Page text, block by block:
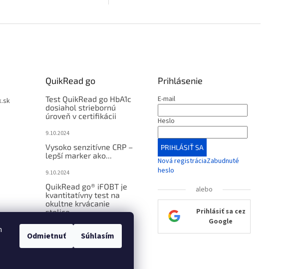
Odmietnuť Súhlasím
QuikRead go
Test QuikRead go HbA1c
dosiahol striebornú
úroveň v certifikácii
9.10.2024
Vysoko senzitívne CRP –
lepší marker ako...
9.10.2024
QuikRead go® iFOBT je
kvantitatívny test na
okultne krvácanie
stolice..
Prihlásenie
E-mail
Heslo
PRIHLÁSIŤ SA
Nová registráciaZabudnuté
heslo
alebo
Prihlásiť sa cez
Google